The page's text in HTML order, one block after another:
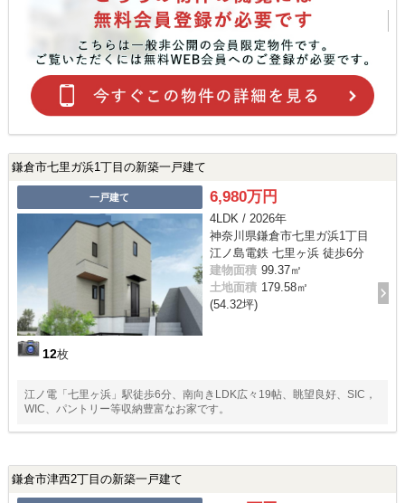
鎌倉市七里ガ浜1丁目の新築一戸建て
一戸建て
12枚
6,980万円
4LDK / 2026年
神奈川県鎌倉市七里ガ浜1丁目
江ノ島電鉄 七里ヶ浜 徒歩6分
建物面積 99.37㎡
土地面積 179.58㎡
(54.32坪)
江ノ電「七里ヶ浜」駅徒歩6分、南向きLDK広々19帖、眺望良好、SIC，
WIC、パントリー等収納豊富なお家です。
鎌倉市津西2丁目の新築一戸建て